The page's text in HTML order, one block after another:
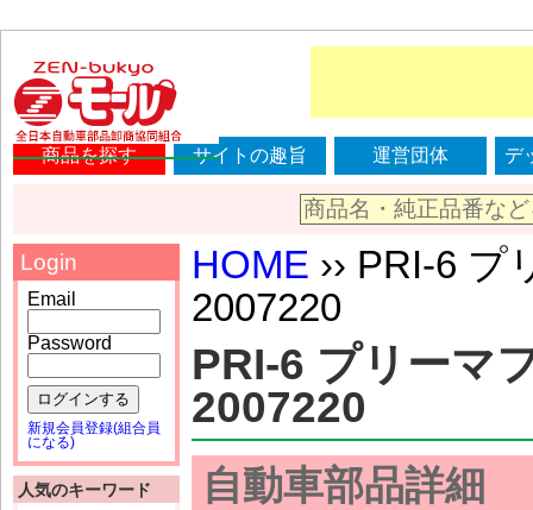
商品を探す サイトの趣旨 運営団体 デ
HOME ›› PRI-6
2007220
PRI-6 プリーマ
2007220
自動車部品詳細
Login
Email
Password
ログインする
新規会員登録(組合員
になる)
人気のキーワード